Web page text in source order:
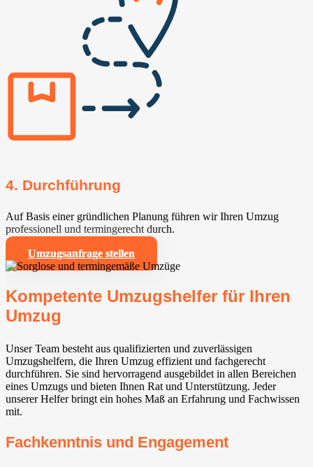
4. Durchführung
Auf Basis einer gründlichen Planung führen wir Ihren Umzug
professionell und termingerecht durch.
Umzugsanfrage stellen
Kompetente Umzugshelfer für Ihren
Umzug
Unser Team besteht aus qualifizierten und zuverlässigen
Umzugshelfern, die Ihren Umzug effizient und fachgerecht
durchführen. Sie sind hervorragend ausgebildet in allen Bereichen
eines Umzugs und bieten Ihnen Rat und Unterstützung. Jeder
unserer Helfer bringt ein hohes Maß an Erfahrung und Fachwissen
mit.
Fachkenntnis und Engagement